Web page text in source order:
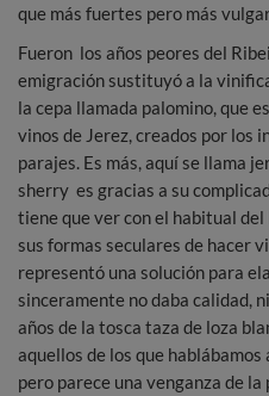
que más fuertes pero más
Fueron los años peores del
emigración sustituyó a la
la cepa llamada palomino, que
vinos de Jerez, creados por los
parajes. Es más, aquí se llama
sherry es gracias a su
tiene que ver con el habitual
sus formas seculares de hacer
representó una solución para
sinceramente no daba calidad,
años de la tosca taza de loza
aquellos de los que
pero parece una venganza de